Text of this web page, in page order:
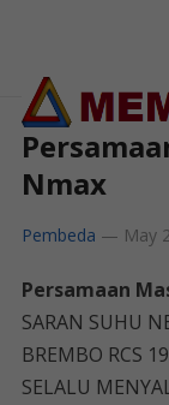
Nmax
Pembeda — May
Persamaan
SARAN SUHU
BREMBO RCS
SELALU